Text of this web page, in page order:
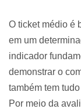
O ticket médio é
em um
indicador
demonstrar o
também tem
Por meio da